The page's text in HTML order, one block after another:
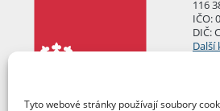
Tyto webové stránky používají soubory
116
IČO:
DIČ: